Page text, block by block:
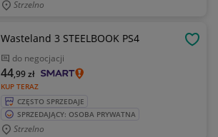
Strzelno
Wasteland 3 STEELBOOK PS4
do negocjacji
KUP TERAZ
44,99zł
CZĘSTO SPRZEDAJE
SPRZEDAJĄCY: OSOBA PRYWATNA
Strzelno